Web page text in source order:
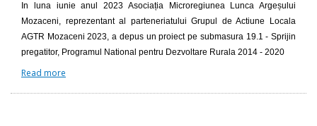
In luna iunie anul 2023 Asociația Microregiunea Lunca Argeșului
Mozaceni, reprezentant al parteneriatului Grupul de Actiune Locala
AGTR Mozaceni 2023, a depus un proiect pe submasura 19.1 - Sprijin
pregatitor, Programul National pentru Dezvoltare Rurala 2014 - 2020
Read more